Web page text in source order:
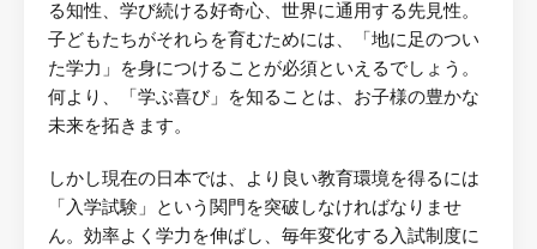
る知性、学び続ける好奇心、世界に通用する先見性。
子どもたちがそれらを育むためには、「地に足のつい
た学力」を身につけることが必須といえるでしょう。
何より、「学ぶ喜び」を知ることは、お子様の豊かな
未来を拓きます。
しかし現在の日本では、より良い教育環境を得るには
「入学試験」という関門を突破しなければなりませ
ん。効率よく学力を伸ばし、毎年変化する入試制度に